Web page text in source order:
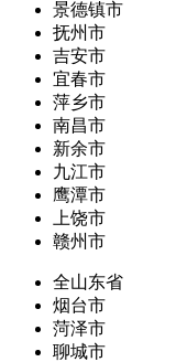
景德镇市
抚州市
吉安市
宜春市
萍乡市
南昌市
新余市
九江市
鹰潭市
上饶市
赣州市
全山东省
烟台市
菏泽市
聊城市